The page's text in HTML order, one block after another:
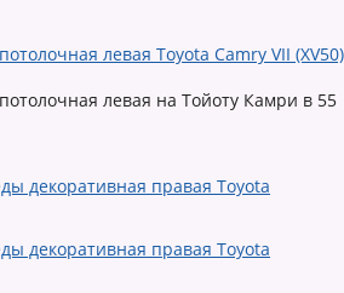
левая Toyota Camry VII (XV50)
левая на Тойоту Камри в 55